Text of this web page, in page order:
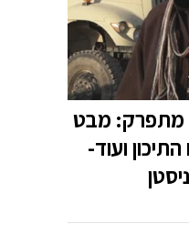
מתפרק: מבט
ועוד-